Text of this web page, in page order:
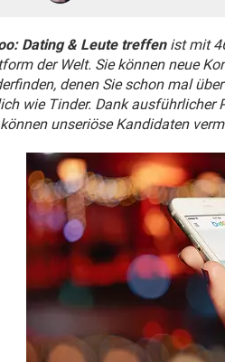
Dating & Leute treffenist mit
der Welt. Sie können neue
denen Sie schon mal
wie Tinder. Dank ausführlicher
unseriöse Kandidaten